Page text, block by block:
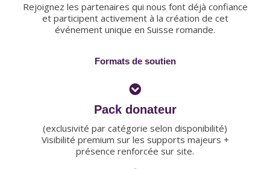
Rejoignez les partenaires qui nous font déjà confiance
et participent activement à la création de cet
événement unique en Suisse romande.
Formats de soutien
Pack donateur
(exclusivité par catégorie selon disponibilité)
Visibilité premium sur les supports majeurs +
présence renforcée sur site.